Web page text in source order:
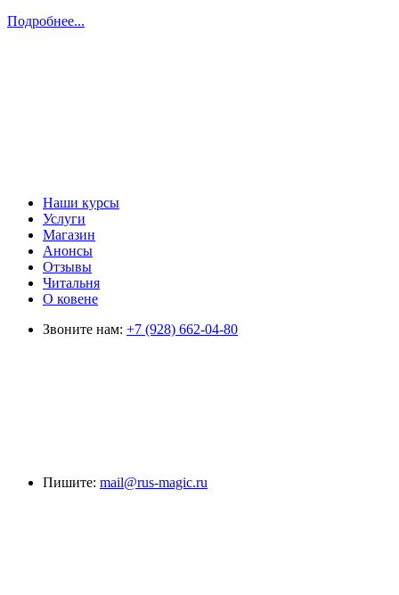
Подробнее...
Наши курсы
Услуги
Магазин
Анонсы
Отзывы
Читальня
О ковене
Звоните нам: +7 (928) 662-04-80
Пишите: mail@rus-magic.ru